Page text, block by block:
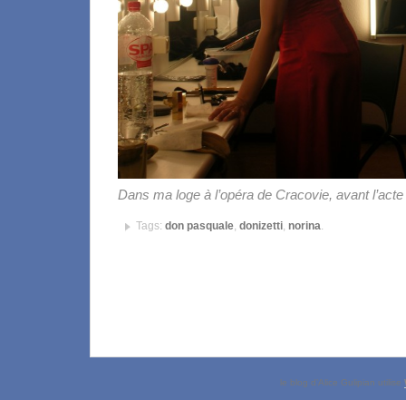
Dans ma loge à l’opéra de Cracovie, avant
Tags: don pasquale, donizetti, norina.
le blog d’Alice Gulipian utilise